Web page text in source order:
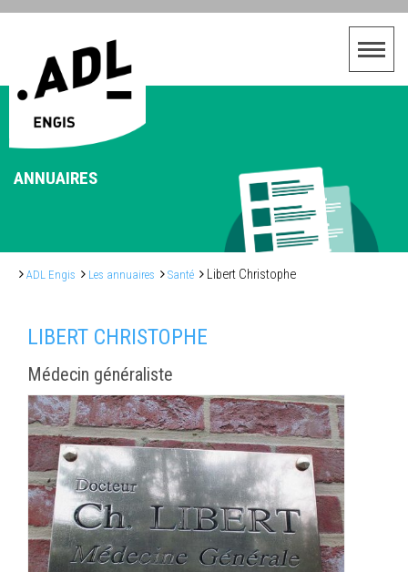
ANNUAIRES
ADL Engis Les annuaires Santé Libert Christophe
LIBERT CHRISTOPHE
Médecin généraliste